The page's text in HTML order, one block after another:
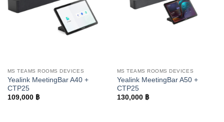
MS TEAMS ROOMS DEVICES
Yealink MeetingBar A40 +
CTP25
109,000 ฿
MS TEAMS ROOMS DEVICES
Yealink MeetingBar A50 +
CTP25
130,000 ฿